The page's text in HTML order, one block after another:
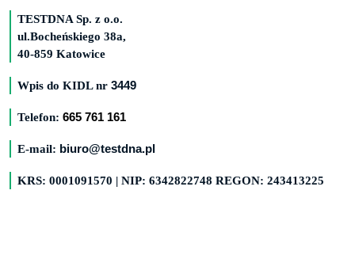
TESTDNA Sp. z o.o.
ul.Bocheńskiego 38a,
40-859 Katowice
Wpis do KIDL nr 3449
Telefon: 665 761 161
E-mail: biuro@testdna.pl
KRS: 0001091570 | NIP: 6342822748 REGON: 243413225